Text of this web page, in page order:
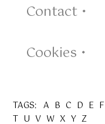
Contact •
Cookies •
TAGS: A B C D E F
T U V W X Y Z